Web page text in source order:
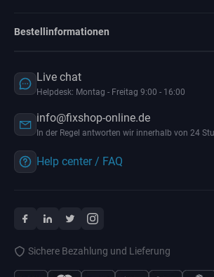
Bestellinformationen
Live chat
Helpdesk: Montag - Freitag 9:00 - 16:00
info@fixshop-online.de
In der Regel antworten wir innerhalb von 24
Help center / FAQ
Sichere Bezahlung und Lieferung